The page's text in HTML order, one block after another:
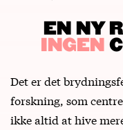
EN NY
INGEN
Det er det
forskning, som
ikke altid at hive